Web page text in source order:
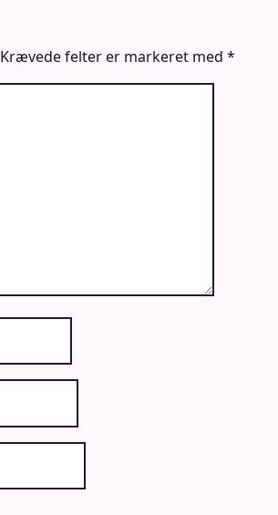
Krævede felter er markeret med *